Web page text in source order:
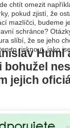
chtít omezit
pokud zjistí, že
mazlíčci, budeme
schránce?
slíbí, že se jeho
to risknout, jako
Huml
jejich